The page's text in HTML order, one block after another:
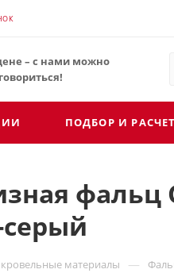
– с нами можно
ПОДБОР И РАСЧЕТ
фальц
материалы —